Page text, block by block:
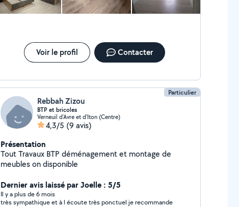
Voir le profil Contacter
Particulier
Rebbah Zizou
BTP et bricoles
Verneuil d'Avre et d'Iton (Centre)
4,3/5 (9 avis)
Présentation
Tout Travaux BTP déménagement et montage de
meubles on disponible
Dernier avis laissé par Joelle : 5/5
Il y a plus de 6 mois
très sympathique et à l écoute très ponctuel je recommande